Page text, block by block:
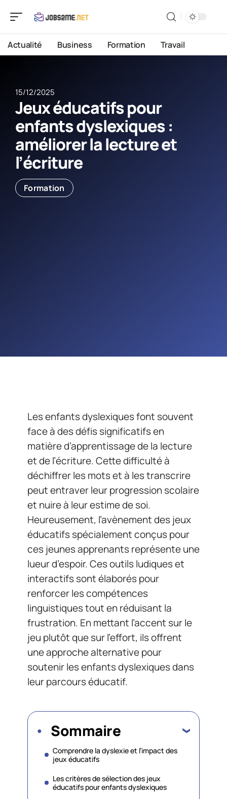
Actualité Business Formation Travail
15/12/2025
Jeux éducatifs pour
enfants dyslexiques :
améliorer la lecture et
l’écriture
Formation
Les enfants dyslexiques font souvent
face à des défis significatifs en
matière d’apprentissage de la lecture
et de l’écriture. Cette difficulté à
déchiffrer les mots et à les transcrire
peut entraver leur progression scolaire
et nuire à leur estime de soi.
Heureusement, l’avènement des jeux
éducatifs spécialement conçus pour
ces jeunes apprenants représente une
lueur d’espoir. Ces outils ludiques et
interactifs sont élaborés pour
renforcer les compétences
linguistiques tout en réduisant la
frustration. En mettant l’accent sur le
jeu plutôt que sur l’effort, ils offrent
une approche alternative pour
soutenir les enfants dyslexiques dans
leur parcours éducatif.
Sommaire
Comprendre la dyslexie et l’impact des
jeux éducatifs
Les critères de sélection des jeux
éducatifs pour enfants dyslexiques